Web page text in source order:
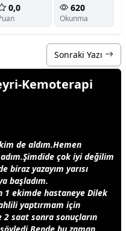
0,0 620
Okunma
Sonraki Yazı
Kemoterapi
de aldım.Hemen
çok iyi değilim
biraz yazayım yarısı
başladım.
ekimde hastaneye Dilek
yaptırmam için
saat sonra sonuçların
söyledi.Bende buzaman